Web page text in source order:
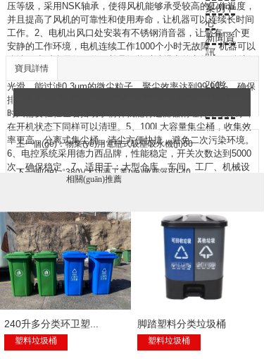
案例中
心
新聞資
訊
介紹
压等级，采用NSK轴承，使得风机能够承受较高的工作温度，
并且提高了风机的可靠性和使用寿命，让机器可以连续长时间
工作。2、电机出风口处安装有不锈钢消音器，让您有一个更
安静的工作环境，电机连续工作1000个小时无故障，机器可以
连续24小时全天侯工作，并且还能过滤排出的空气。3、创新
性的聚酯纤维过滤器制作而成，过滤面积为28000cm2，表面
光滑，能过滤0.3um的微尘粒子，聚尘效率达到99.99%，确保
排出的空气干净。4、内置旋风分离器与手动振尘、清理滤芯
时只需要轻轻左右摇动手柄杆就能将过滤器清理得干干净净，
在开机状态下同样可以清理。5、100L大容量集尘桶，收集效
率更高，分离式集尘桶，清尘方便快捷，避免二次污染环境。
6、电控系统采用德力西品牌，性能稳定，开关次数达到5000
次，确保稳定。7、适用于：大型仓库、车间、工厂、机械设
备配套吸尘等。8、可吸取物：焊渣、打磨除锈灰尘、混合物
寶貝詳情
上一個(gè)：物業(yè)用電瓶式吸塵吸水機(jī)60
下一個(gè)：380V大功率工業(yè)吸塵器80-40
相關(guān)推薦
240升多分类环卫塑...
塑料垃圾桶
脚踏塑料分类垃圾桶
塑料垃圾桶